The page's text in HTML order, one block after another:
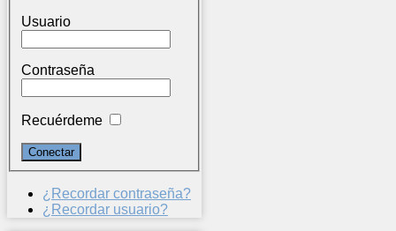
Usuario
Contraseña
Recuérdeme
¿Recordar contraseña?
¿Recordar usuario?